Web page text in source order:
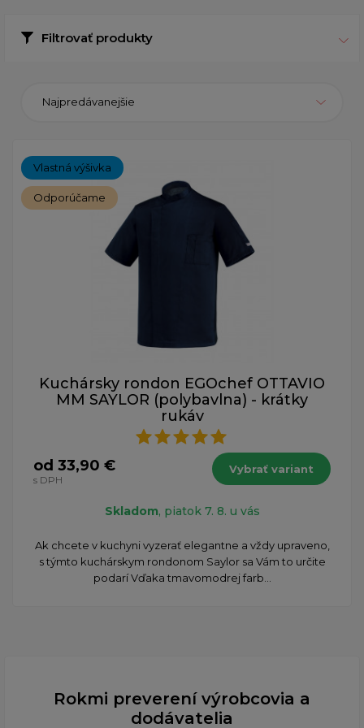
Filtrovať produkty
Najpredávanejšie
Vlastná výšivka
Odporúčame
Kuchársky rondon EGOchef OTTAVIO
MM SAYLOR (polybavlna) - krátky
rukáv
od 33,90 €
s DPH
Vybrať variant
Skladom, piatok 7. 8. u vás
Ak chcete v kuchyni vyzerať elegantne a vždy upraveno,
s týmto kuchárskym rondonom Saylor sa Vám to určite
podarí Vďaka tmavomodrej farb...
Rokmi preverení výrobcovia a
dodávatelia